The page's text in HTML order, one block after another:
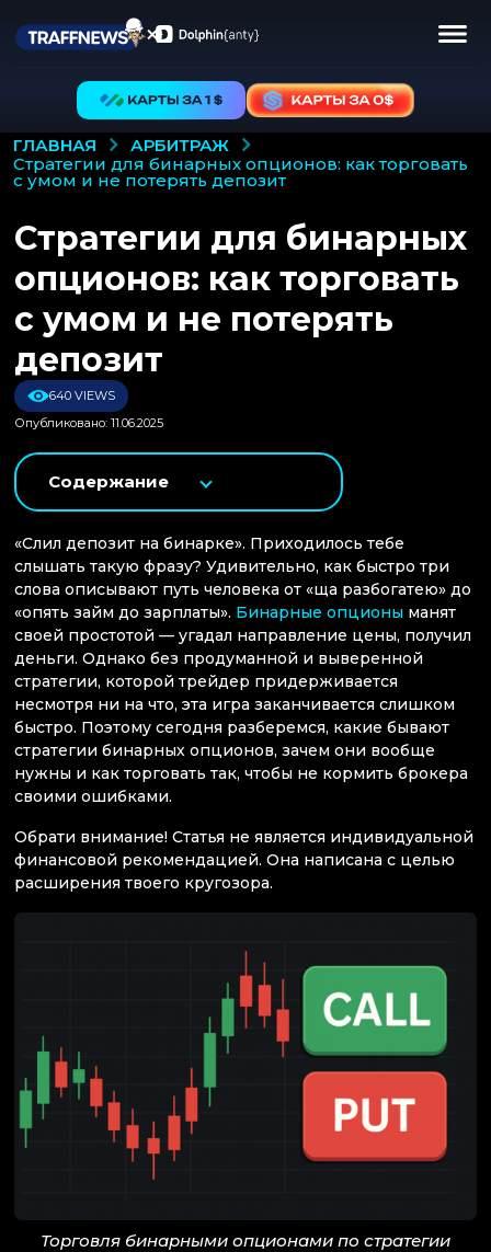
ГЛАВНАЯ
АРБИТРАЖ
стратегии для бинарных опционов: как торговать
с умом и не потерять депозит
Стратегии для бинарных
опционов: как торговать
с умом и не потерять
депозит
640 VIEWS
Опубликовано: 11.06.2025
Содержание
«Слил депозит на бинарке». Приходилось тебе
слышать такую фразу? Удивительно, как быстро три
слова описывают путь человека от «ща разбогатею» до
«опять займ до зарплаты». Бинарные опционы манят
своей простотой — угадал направление цены, получил
деньги. Однако без продуманной и выверенной
стратегии, которой трейдер придерживается
несмотря ни на что, эта игра заканчивается слишком
быстро. Поэтому сегодня разберемся, какие бывают
стратегии бинарных опционов, зачем они вообще
нужны и как торговать так, чтобы не кормить брокера
своими ошибками.
Обрати внимание! Статья не является индивидуальной
финансовой рекомендацией. Она написана с целью
расширения твоего кругозора.
Торговля бинарными опционами по стратегии